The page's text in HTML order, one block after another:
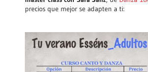
precios que mejor se adapten a ti: